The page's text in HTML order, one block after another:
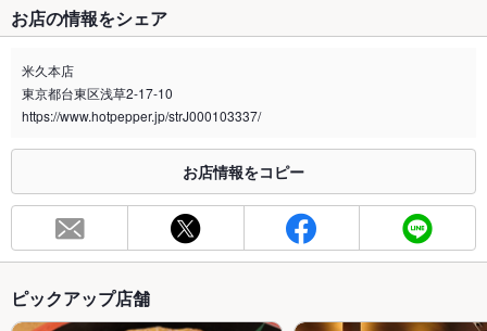
お店の情報をシェア
米久本店
東京都台東区浅草2-17-10
https://www.hotpepper.jp/strJ000103337/
お店情報をコピー
ピックアップ店舗